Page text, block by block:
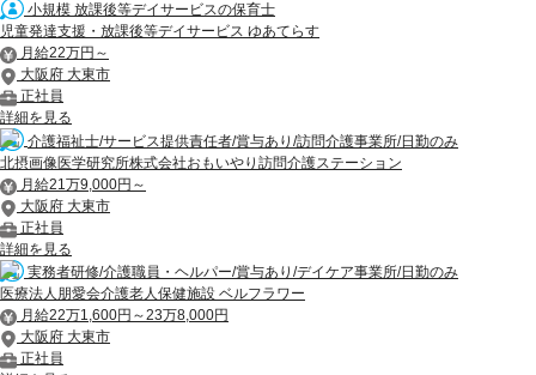
小規模 放課後等デイサービスの保育士
児童発達支援・放課後等デイサービス ゆあてらす
月給22万円～
大阪府 大東市
正社員
詳細を見る
介護福祉士/サービス提供責任者/賞与あり/訪問介護事業所/日勤のみ
北摂画像医学研究所株式会社おもいやり訪問介護ステーション
月給21万9,000円～
大阪府 大東市
正社員
詳細を見る
実務者研修/介護職員・ヘルパー/賞与あり/デイケア事業所/日勤のみ
医療法人朋愛会介護老人保健施設 ベルフラワー
月給22万1,600円～23万8,000円
大阪府 大東市
正社員